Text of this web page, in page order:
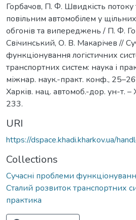
Горбачов, П. Ф. Швидкість
повільним автомобілем у
обгонів та випереджень / П. Ф.
Свічинський, О. В. Макарічев //
функціонування логістичних
транспортних систем: наука і
міжнар. наук.-практ. конф.,
Харків. нац. автомоб.-дор. ун-т.
233.
URI
https://dspace.khadi.kharkov.ua/
Collections
Сучасні проблеми
Сталий розвиток транспортних
практика